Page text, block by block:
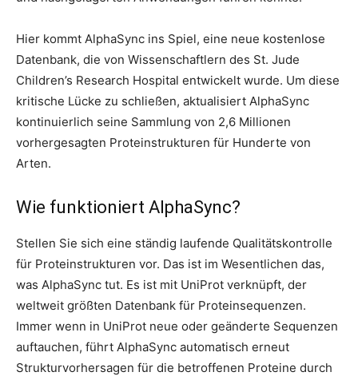
Hier kommt AlphaSync ins Spiel, eine neue kostenlose
Datenbank, die von Wissenschaftlern des St. Jude
Children’s Research Hospital entwickelt wurde. Um diese
kritische Lücke zu schließen, aktualisiert AlphaSync
kontinuierlich seine Sammlung von 2,6 Millionen
vorhergesagten Proteinstrukturen für Hunderte von
Arten.
Wie funktioniert AlphaSync?
Stellen Sie sich eine ständig laufende Qualitätskontrolle
für Proteinstrukturen vor. Das ist im Wesentlichen das,
was AlphaSync tut. Es ist mit UniProt verknüpft, der
weltweit größten Datenbank für Proteinsequenzen.
Immer wenn in UniProt neue oder geänderte Sequenzen
auftauchen, führt AlphaSync automatisch erneut
Strukturvorhersagen für die betroffenen Proteine ​​durch